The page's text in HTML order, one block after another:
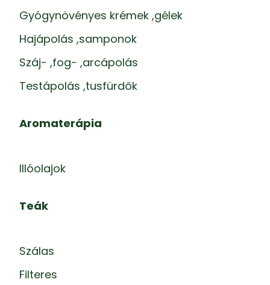
Gyógynövényes krémek ,gélek
Hajápolás ,samponok
Száj- ,fog- ,arcápolás
Testápolás ,tusfürdők
Aromaterápia
Illóolajok
Teák
Szálas
Filteres